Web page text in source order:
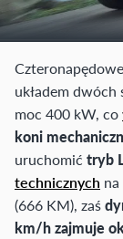
Czteronapędowe
układem
moc 400 kW, co
koni
uruchomić tryb
technicznych
(666 KM), zaś
km/h zajmuje